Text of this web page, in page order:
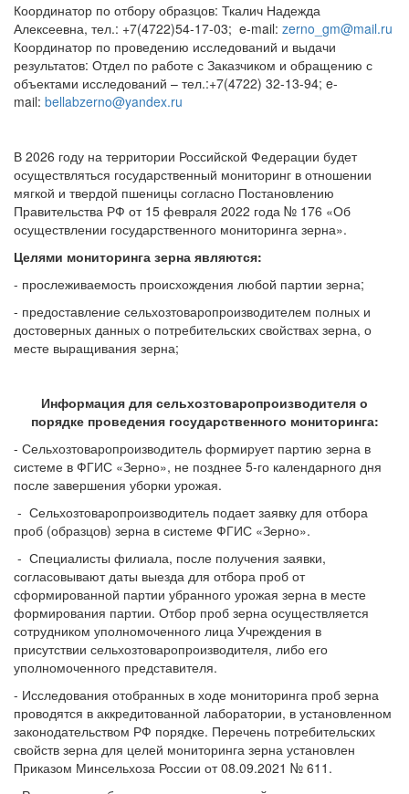
Координатор по отбору образцов: Ткалич Надежда
Алексеевна, тел.: +7(4722)54-17-03; e-mail: zerno_gm@mail.ru
Координатор по проведению исследований и выдачи
результатов: Отдел по работе с Заказчиком и обращению с
объектами исследований – тел.:+7(4722) 32-13-94; e-
mail: bellabzerno@yandex.ru
В 2026 году на территории Российской Федерации будет
осуществляться государственный мониторинг в отношении
мягкой и твердой пшеницы согласно Постановлению
Правительства РФ от 15 февраля 2022 года № 176 «Об
осуществлении государственного мониторинга зерна».
Целями мониторинга зерна являются:
- прослеживаемость происхождения любой партии зерна;
- предоставление сельхозтоваропроизводителем полных и
достоверных данных о потребительских свойствах зерна, о
месте выращивания зерна;
Информация для сельхозтоваропроизводителя о
порядке проведения государственного мониторинга:
- Сельхозтоваропроизводитель формирует партию зерна в
системе в ФГИС «Зерно», не позднее 5-го календарного дня
после завершения уборки урожая.
- Сельхозтоваропроизводитель подает заявку для отбора
проб (образцов) зерна в системе ФГИС «Зерно».
- Специалисты филиала, после получения заявки,
согласовывают даты выезда для отбора проб от
сформированной партии убранного урожая зерна в месте
формирования партии. Отбор проб зерна осуществляется
сотрудником уполномоченного лица Учреждения в
присутствии сельхозтоваропроизводителя, либо его
уполномоченного представителя.
- Исследования отобранных в ходе мониторинга проб зерна
проводятся в аккредитованной лаборатории, в установленном
законодательством РФ порядке. Перечень потребительских
свойств зерна для целей мониторинга зерна установлен
Приказом Минсельхоза России от 08.09.2021 № 611.